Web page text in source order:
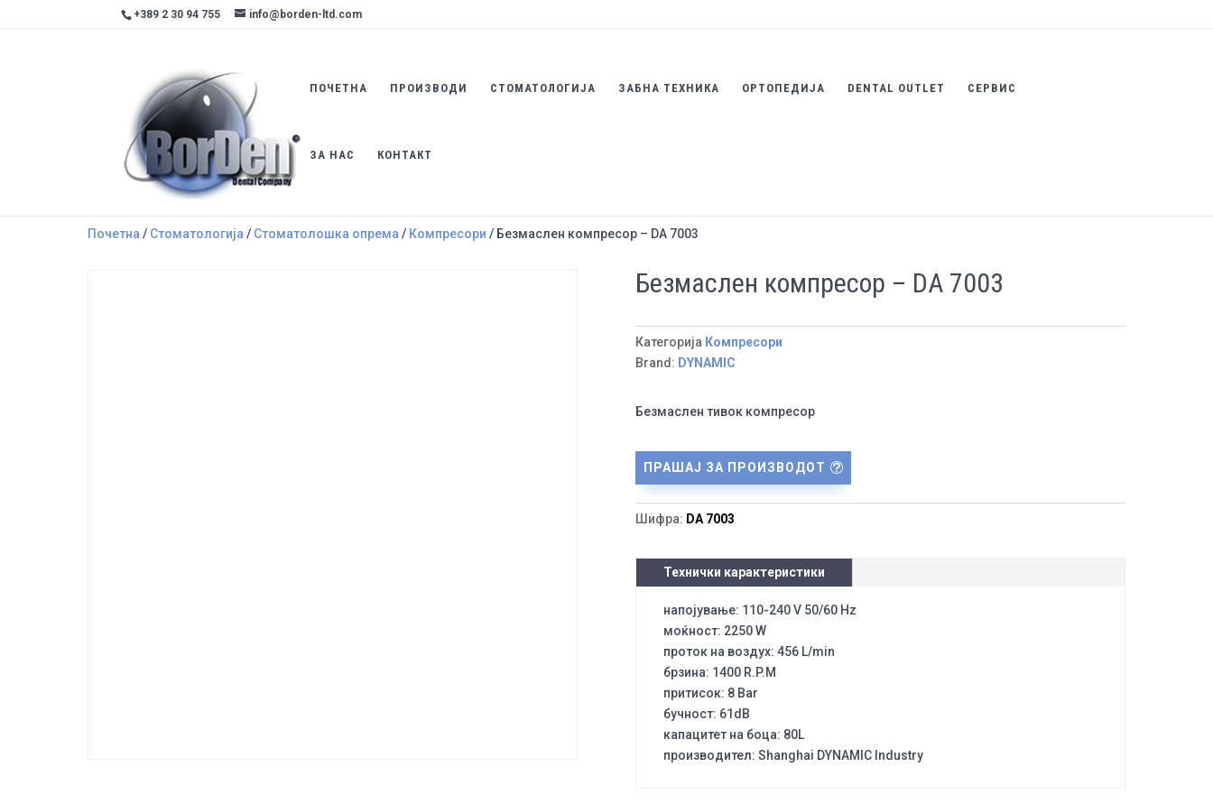
+389 2 30 94 755 info@borden-ltd.com
ПОЧЕТНА ПРОИЗВОДИ СТОМАТОЛОГИЈА ЗАБНА ТЕХНИКА ОРТОПЕДИЈА DENTAL OUTLET СЕРВИС
ЗА НАС КОНТАКТ
Почетна / Стоматологија / Стоматолошка опрема / Компресори / Безмаслен компресор – DA 7003
Безмаслен компресор – DA 7003
Категорија Компресори
Brand: DYNAMIC
Безмаслен тивок компресор
ПРАШАЈ ЗА ПРОИЗВОДОТ
Шифра: DA 7003
Технички карактеристики
напојување: 110-240 V 50/60 Hz
моќност: 2250 W
проток на воздух: 456 L/min
брзина: 1400 R.P.M
притисок: 8 Bar
бучност: 61dB
капацитет на боца: 80L
производител: Shanghai DYNAMIC Industry